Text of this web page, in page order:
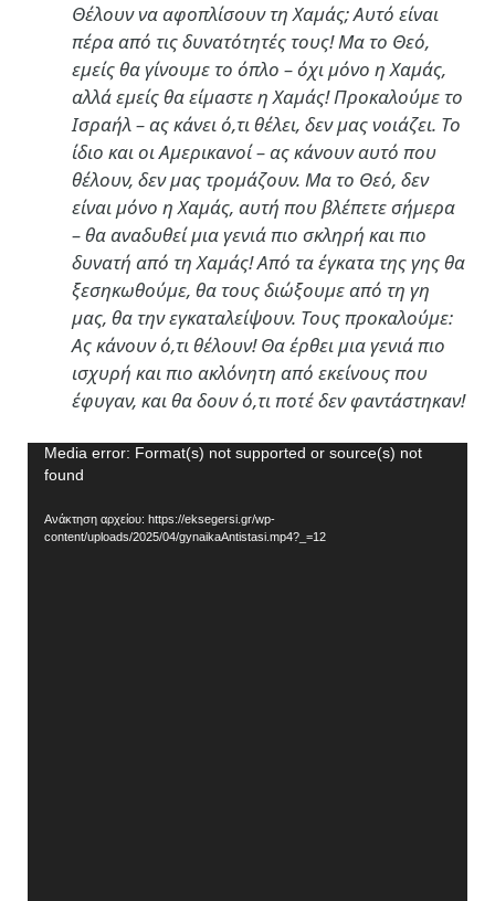
Θέλουν να αφοπλίσουν τη Χαμάς; Αυτό είναι
πέρα από τις δυνατότητές τους! Μα το Θεό,
εμείς θα γίνουμε το όπλο – όχι μόνο η Χαμάς,
αλλά εμείς θα είμαστε η Χαμάς! Προκαλούμε το
Ισραήλ – ας κάνει ό,τι θέλει, δεν μας νοιάζει. Το
ίδιο και οι Αμερικανοί – ας κάνουν αυτό που
θέλουν, δεν μας τρομάζουν. Μα το Θεό, δεν
είναι μόνο η Χαμάς, αυτή που βλέπετε σήμερα
– θα αναδυθεί μια γενιά πιο σκληρή και πιο
δυνατή από τη Χαμάς! Από τα έγκατα της γης θα
ξεσηκωθούμε, θα τους διώξουμε από τη γη
μας, θα την εγκαταλείψουν. Τους προκαλούμε:
Ας κάνουν ό,τι θέλουν! Θα έρθει μια γενιά πιο
ισχυρή και πιο ακλόνητη από εκείνους που
έφυγαν, και θα δουν ό,τι ποτέ δεν φαντάστηκαν!
Πρόγραμμα
Αναπαραγωγής
Βίντεο
Media error: Format(s) not supported or source(s) not
found
Ανάκτηση αρχείου: https://eksegersi.gr/wp-
content/uploads/2025/04/gynaikaAntistasi.mp4?_=12